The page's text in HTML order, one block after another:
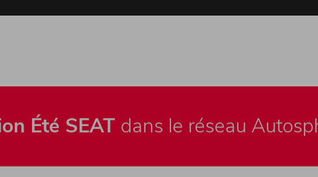
Été SEAT dans le réseau